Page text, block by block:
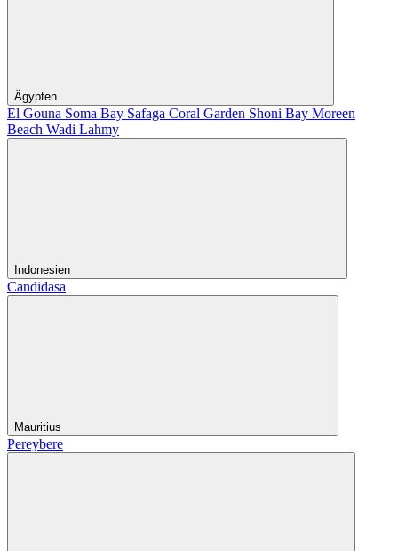
Ägypten
El Gouna Soma Bay Safaga Coral Garden Shoni Bay Moreen
Beach Wadi Lahmy
Indonesien
Candidasa
Mauritius
Pereybere